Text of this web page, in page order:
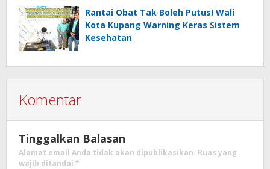
Rantai Obat Tak Boleh Putus! Wali
Kota Kupang Warning Keras Sistem
Kesehatan
Komentar
Tinggalkan Balasan
Alamat email Anda tidak akan dipublikasikan. Ruas yang
wajib ditandai *